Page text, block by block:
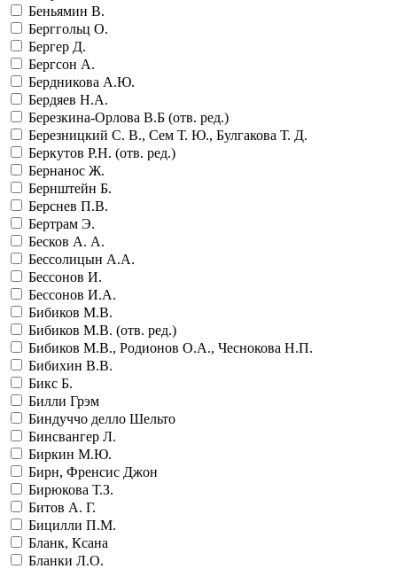
Беньямин В.
Берггольц О.
Бергер Д.
Бергсон А.
Бердникова А.Ю.
Бердяев Н.А.
Березкина-Орлова В.Б (отв. ред.)
Березницкий С. В., Сем Т. Ю., Булгакова Т. Д.
Беркутов Р.Н. (отв. ред.)
Бернанос Ж.
Бернштейн Б.
Берснев П.В.
Бертрам Э.
Бесков А. А.
Бессолицын А.А.
Бессонов И.
Бессонов И.А.
Бибиков М.В.
Бибиков М.В. (отв. ред.)
Бибиков М.В., Родионов О.А., Чеснокова Н.П.
Бибихин В.В.
Бикс Б.
Билли Грэм
Биндуччо делло Шельто
Бинсвангер Л.
Биркин М.Ю.
Бирн, Френсис Джон
Бирюкова Т.З.
Битов А. Г.
Бицилли П.М.
Бланк, Ксана
Бланки Л.О.